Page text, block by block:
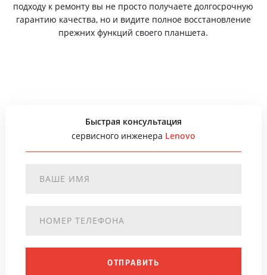
подходу к ремонту вы не просто получаете долгосрочную
гарантию качества, но и видите полное восстановление
прежних функций своего планшета.
Быстрая консультация
сервисного инженера Lenovo
ОТПРАВИТЬ